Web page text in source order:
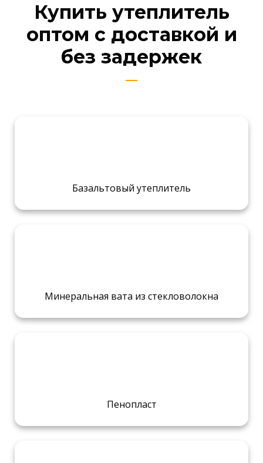
Купить утеплитель
оптом с доставкой и
без задержек
Базальтовый утеплитель
Минеральная вата из стекловолокна
Пенопласт